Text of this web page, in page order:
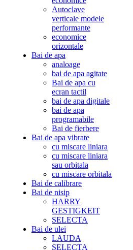
Autoclave
verticale modele
performante
economice
orizontale
Bai de apa
analoage
bai de apa agitate
Bai de apa cu
ecran tactil
bai de apa digitale
bai de apa
programabile
Bai de fierbere
Bai de apa vibrate
cu miscare liniara
cu miscare liniara
sau orbitala
cu miscare orbitala
Bai de calibrare
Bai de nisip
HARRY
GESTIGKEIT
SELECTA
Bai de ulei
LAUDA
SELECTA